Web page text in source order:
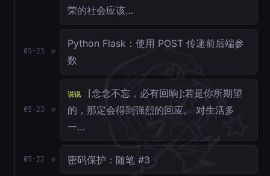
荣的社会应该…
05-25
Python Flask：使用 POST 传递前后端参
数
05-23
说说
⌈念念不忘，必有回响⌋:若是你所期望
的，那定会得到强烈的回应。 对生活多
一…
05-22 密码保护：随笔 #3